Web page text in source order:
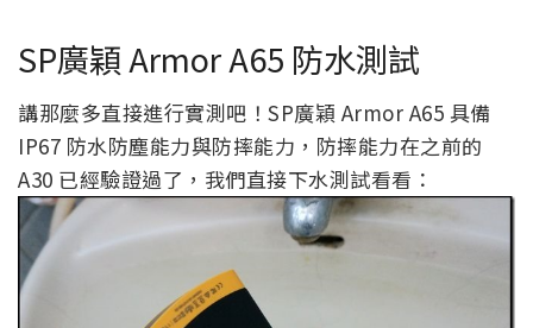
SP廣穎 Armor A65 防水測試
講那麼多直接進行實測吧！SP廣穎 Armor A65 具備
IP67 防水防塵能力與防摔能力，防摔能力在之前的
A30 已經驗證過了，我們直接下水測試看看：